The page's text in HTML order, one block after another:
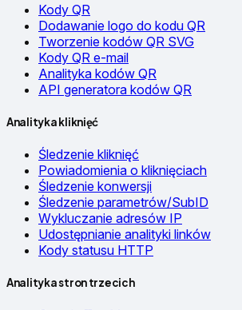
Kody QR
Dodawanie logo do kodu QR
Tworzenie kodów QR SVG
Kody QR e-mail
Analityka kodów QR
API generatora kodów QR
Analityka kliknięć
Śledzenie kliknięć
Powiadomienia o kliknięciach
Śledzenie konwersji
Śledzenie parametrów/SubID
Wykluczanie adresów IP
Udostępnianie analityki linków
Kody statusu HTTP
Analityka stron trzecich